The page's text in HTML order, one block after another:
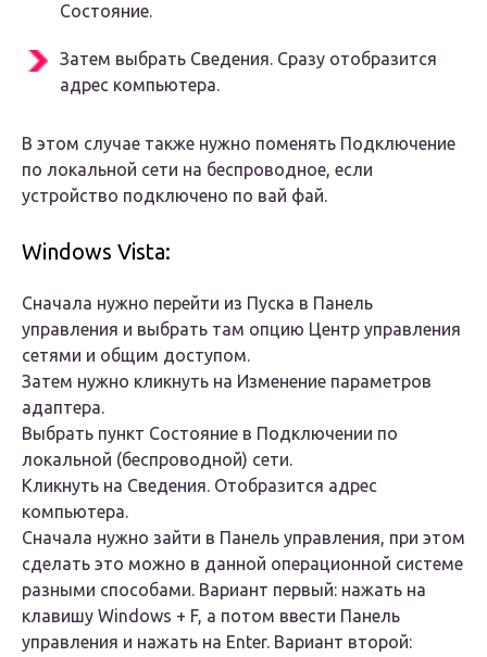
Состояние.
Затем выбрать Сведения. Сразу отобразится
адрес компьютера.
В этом случае также нужно поменять Подключение
по локальной сети на беспроводное, если
устройство подключено по вай фай.
Windows Vista:
Сначала нужно перейти из Пуска в Панель
управления и выбрать там опцию Центр управления
сетями и общим доступом.
Затем нужно кликнуть на Изменение параметров
адаптера.
Выбрать пункт Состояние в Подключении по
локальной (беспроводной) сети.
Кликнуть на Сведения. Отобразится адрес
компьютера.
Сначала нужно зайти в Панель управления, при этом
сделать это можно в данной операционной системе
разными способами. Вариант первый: нажать на
клавишу Windows + F, а потом ввести Панель
управления и нажать на Enter. Вариант второй: